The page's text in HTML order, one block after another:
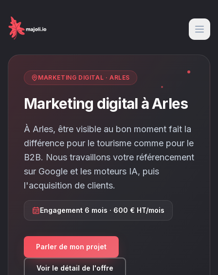
MARKETING DIGITAL ·ARLES
Marketing digital à Arles
À Arles, être visible au bon moment fait la
différence pour le tourisme comme pour le
B2B. Nous travaillons votre référencement
sur Google et les moteurs IA, puis
l'acquisition de clients.
Engagement 6 mois · 600 € HT/mois
Parler de mon projet
Voir le détail de l'offre